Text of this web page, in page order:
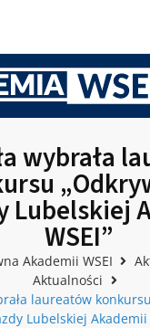
wybrała
Lubelskiej
WSEI”
Akademii WSEI
Aktualności
laureatów
Lubelskiej Akademii